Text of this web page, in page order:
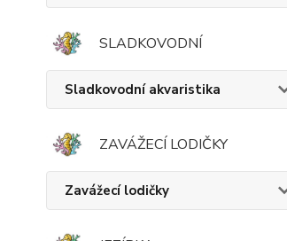
SLADKOVODNÍ
Sladkovodní akvaristika
ZAVÁŽECÍ LODIČKY
Zavážecí lodičky